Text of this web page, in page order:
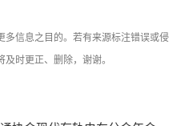
信息之目的。若有来源标注错误或侵
时更正、删除，谢谢。